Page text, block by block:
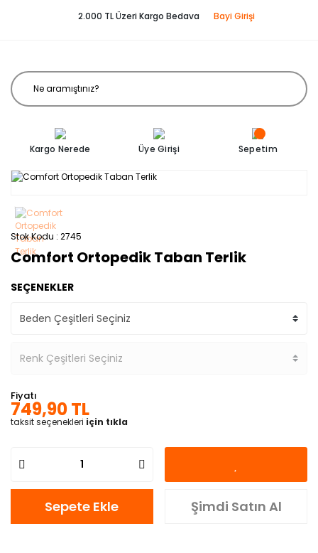
2.000 TL Üzeri Kargo Bedava Bayi Girişi
Kargo Nerede Üye Girişi Sepetim
Stok Kodu 2745
Comfort Ortopedik Taban Terlik
SEÇENEKLER
Fiyatı
749,90 TL
taksit seçenekleri için tıkla
Sepete Ekle Şimdi Satın Al